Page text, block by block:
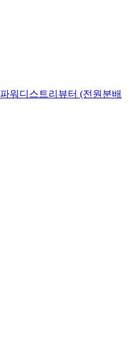
파워디스트리뷰터 (전원분배